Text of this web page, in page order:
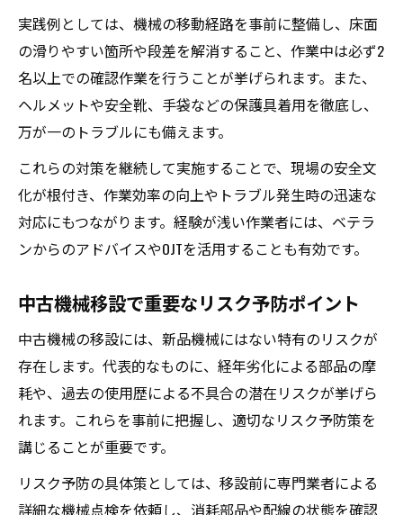
実践例としては、機械の移動経路を事前に整備し、床面
の滑りやすい箇所や段差を解消すること、作業中は必ず2
名以上での確認作業を行うことが挙げられます。また、
ヘルメットや安全靴、手袋などの保護具着用を徹底し、
万が一のトラブルにも備えます。
これらの対策を継続して実施することで、現場の安全文
化が根付き、作業効率の向上やトラブル発生時の迅速な
対応にもつながります。経験が浅い作業者には、ベテラ
ンからのアドバイスやOJTを活用することも有効です。
中古機械移設で重要なリスク予防ポイント
中古機械の移設には、新品機械にはない特有のリスクが
存在します。代表的なものに、経年劣化による部品の摩
耗や、過去の使用歴による不具合の潜在リスクが挙げら
れます。これらを事前に把握し、適切なリスク予防策を
講じることが重要です。
リスク予防の具体策としては、移設前に専門業者による
詳細な機械点検を依頼し、消耗部品や配線の状態を確認